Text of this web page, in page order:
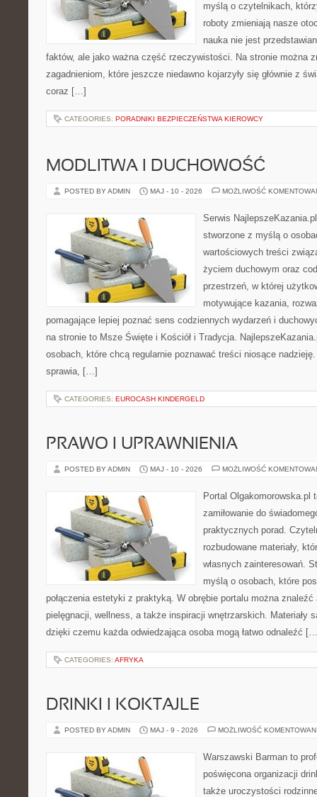
myślą o czytelnikach,
roboty zmieniają nasze
nauka nie jest
faktów, ale jako ważna część rzeczywistości. Na stronie można
zagadnieniom, które jeszcze niedawno kojarzyły się głównie z
coraz […]
CATEGORIES: PORADNIKI BEZPIECZEŃSTWA KIEROWCY
MODLITWA I DUCHOWOŚĆ
POSTED BY ADMIN MAJ - 10 - 2026 MOŻLIWOŚĆ
Serwis
stworzone z myślą o
wartościowych treści
życiem duchowym oraz
przestrzeń, w której
motywujące kazania,
pomagające lepiej poznać sens codziennych wydarzeń i
na stronie to Msze Święte i Kościół i Tradycja.
osobach, które chcą regularnie poznawać treści niosące nadzieję.
sprawia, […]
CATEGORIES: EUROCASH KINDERGELD
PRAWO I UPRAWNIENIA
POSTED BY ADMIN MAJ - 10 - 2026 MOŻLIWOŚĆ
Portal Olgakomorowska.pl
zamiłowanie do
praktycznych porad.
rozbudowane materiały,
własnych zainteresowań.
myślą o osobach, które
połączenia estetyki z praktyką. W obrębie portalu można
pielęgnacji, wellness, a także inspiracji wnętrzarskich. Materiały
dzięki czemu każda odwiedzająca osoba mogą łatwo odnaleźć
CATEGORIES: AFRYKA
DRINKI I KOKTAJLE
POSTED BY ADMIN MAJ - 9 - 2026 MOŻLIWOŚĆ
Warszawski Barman to
poświęcona organizacji
także uroczystości